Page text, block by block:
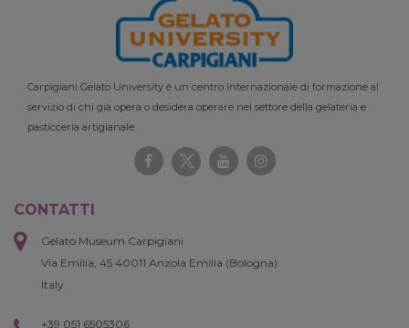
Carpigiani Gelato University è un centro internazionale di formazione al
servizio di chi già opera o desidera operare nel settore della gelateria e
pasticceria artigianale.
CONTATTI
Gelato Museum Carpigiani
Via Emilia, 45 40011 Anzola Emilia (Bologna)
Italy
+39 051 6505306